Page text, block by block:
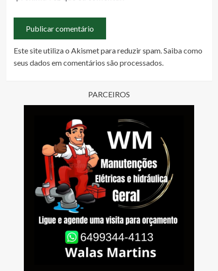
Este site utiliza o Akismet para reduzir spam.Saiba como
seus dados em comentários são processados.
PARCEIROS